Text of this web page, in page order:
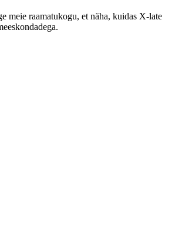
meie raamatukogu, et näha, kuidas X-late